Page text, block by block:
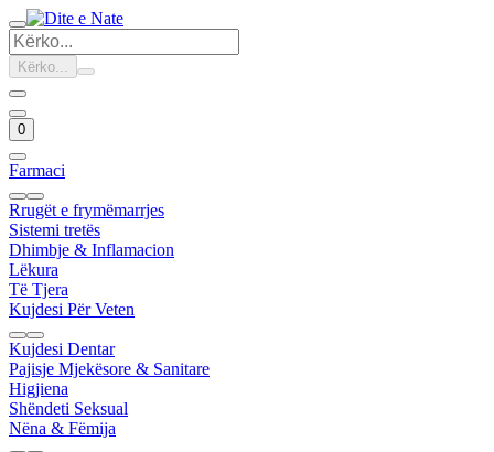
Kërko...
0
Farmaci
Rrugët e frymëmarrjes
Sistemi tretës
Dhimbje & Inflamacion
Lëkura
Të Tjera
Kujdesi Për Veten
Kujdesi Dentar
Pajisje Mjekësore & Sanitare
Higjiena
Shëndeti Seksual
Nëna & Fëmija